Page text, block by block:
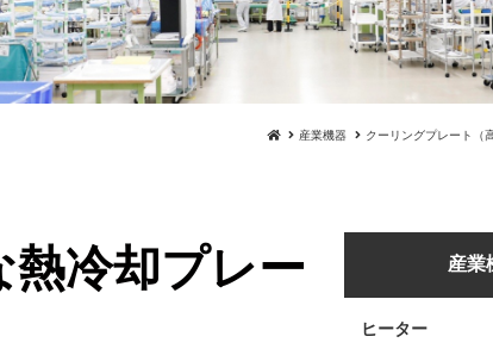
産業機器 クーリングプレート（
冷却プレー
産業
ヒーター